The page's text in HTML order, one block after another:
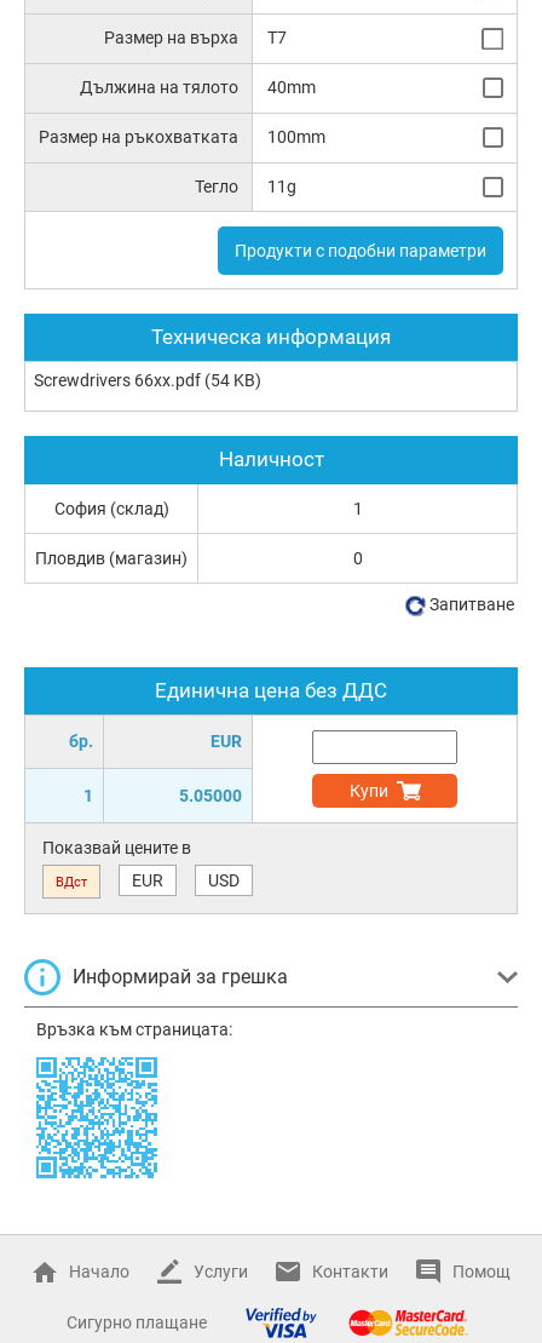
Размер на върха T7
Дължина на тялото 40mm
Размер на ръкохватката 100mm
Тегло 11g
Продукти с подобни параметри
Техническа информация
Screwdrivers 66xx.pdf (54 KB)
Единична цена без ДДС
бр. EUR
1 5.05000 Купи
Показвай цените в
ВДст EUR USD
Информирай за грешка
Връзка към страницата:
Наличност
София (склад) 1
Пловдив (магазин) 0
Запитване
Начало Услуги Контакти Помощ
Сигурно плащане